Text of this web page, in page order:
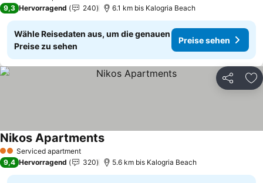
9,3 Hervorragend 240 6.1 km bis Kalogria Beach
Wähle Reisedaten aus, um die genauen
Preise zu sehen
Preise sehen
Teilen
2 SterneServiced apartment
Nikos ApartmentsPreise sehen
9,4 Hervorragend 320 5.6 km bis Kalogria Beach